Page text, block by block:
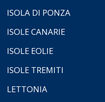
ISOLA DI PONZA
ISOLE CANARIE
ISOLE EOLIE
ISOLE TREMITI
LETTONIA